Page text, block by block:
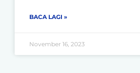
BACA LAGI »
November 16, 2023